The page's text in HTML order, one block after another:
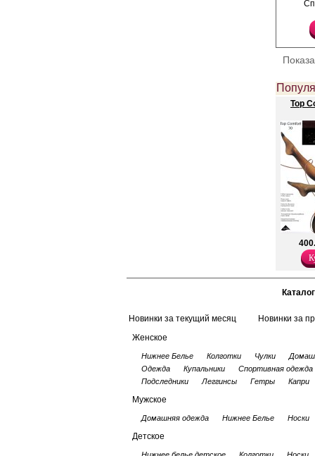
Равномерные,
3D, хлопок с
микрофибра - с
невидимый мысок, х/б
Полиамид 32%
Top
Каталог
Новинки за текущий месяц Новинки за
Женское
Нижнее Белье Колготки Чулки
Одежда
Купальники Спортивная одежда
Подследники
Леггинсы Гетры Капри
Мужское
Домашняя одежда Нижнее Белье Носки
Детское